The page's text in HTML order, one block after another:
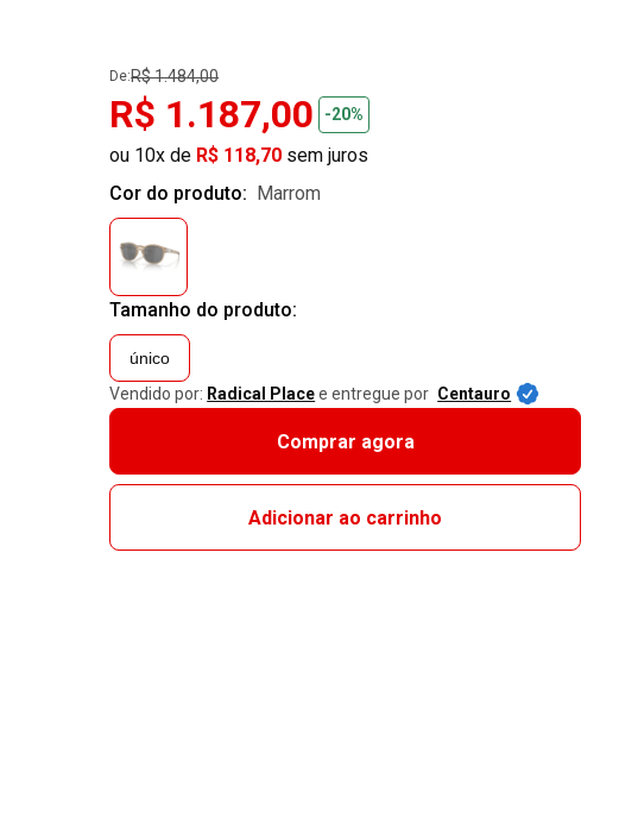
De:R$ 1.484,00
R$ 1.187,00 -20%
ou 10x de R$ 118,70 sem juros
Cor do produto:
marrom
Tamanho do produto:
único
Vendido por: Radical Placee entregue por Centauro
Comprar agora
Adicionar ao carrinho